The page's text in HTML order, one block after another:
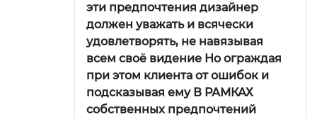
эти предпочтения дизайнер
должен уважать и всячески
удовлетворять, не навязывая
всем своё видение Но ограждая
при этом клиента от ошибок и
подсказывая ему В РАМКАХ
собственных предпочтений